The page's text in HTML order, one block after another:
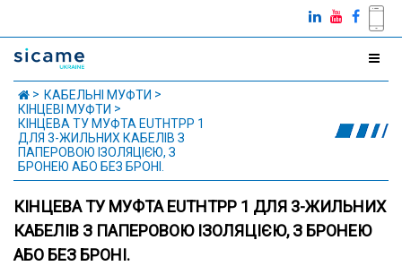
КАБЕЛЬНІ МУФТИ
КІНЦЕВІ МУФТИ
КІНЦЕВА ТУ МУФТА EUTHTPP 1
ДЛЯ 3-ЖИЛЬНИХ КАБЕЛІВ З
ПАПЕРОВОЮ ІЗОЛЯЦІЄЮ, З
БРОНЕЮ АБО БЕЗ БРОНІ.
КІНЦЕВА ТУ МУФТА EUTHTPP 1 ДЛЯ 3-ЖИЛЬНИХ
КАБЕЛІВ З ПАПЕРОВОЮ ІЗОЛЯЦІЄЮ, З БРОНЕЮ
АБО БЕЗ БРОНІ.